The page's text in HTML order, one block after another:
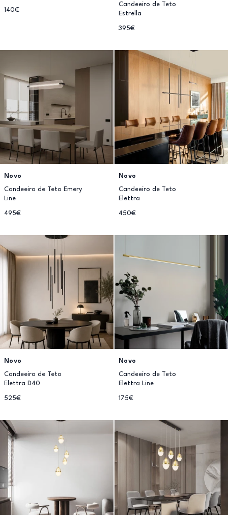
140€
Candeeiro de Teto
Estrella
395€
Novo
Candeeiro de Teto Emery
Line
495€
Novo
Candeeiro de Teto
Elettra
450€
Novo
Candeeiro de Teto
Elettra D40
525€
Novo
Candeeiro de Teto
Elettra Line
175€